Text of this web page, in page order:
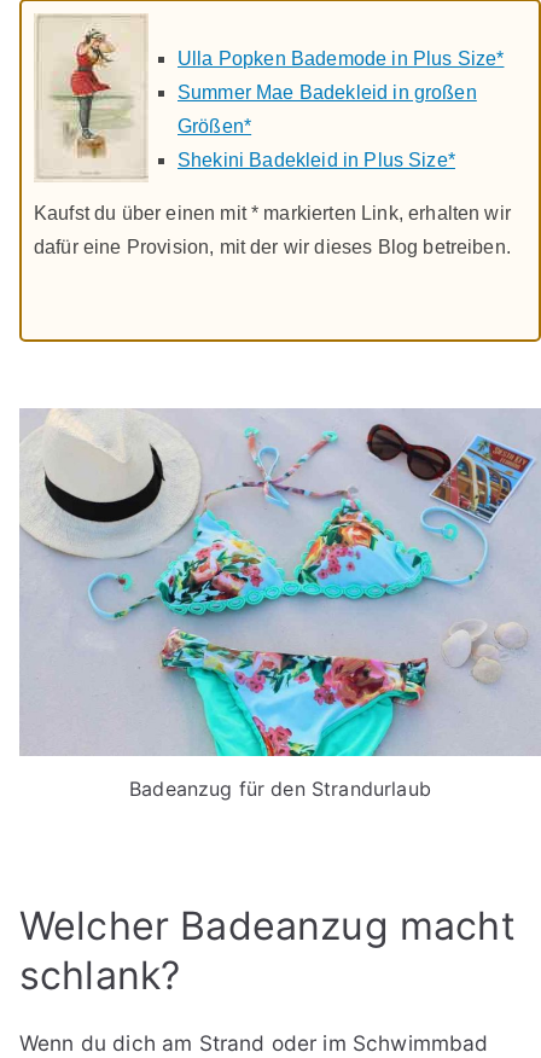
Ulla Popken Bademode in Plus Size*
Summer Mae Badekleid in großen
Größen*
Shekini Badekleid in Plus Size*
Kaufst du über einen mit * markierten Link, erhalten wir
dafür eine Provision, mit der wir dieses Blog betreiben.
Badeanzug für den Strandurlaub
Welcher Badeanzug macht
schlank?
Wenn du dich am Strand oder im Schwimmbad